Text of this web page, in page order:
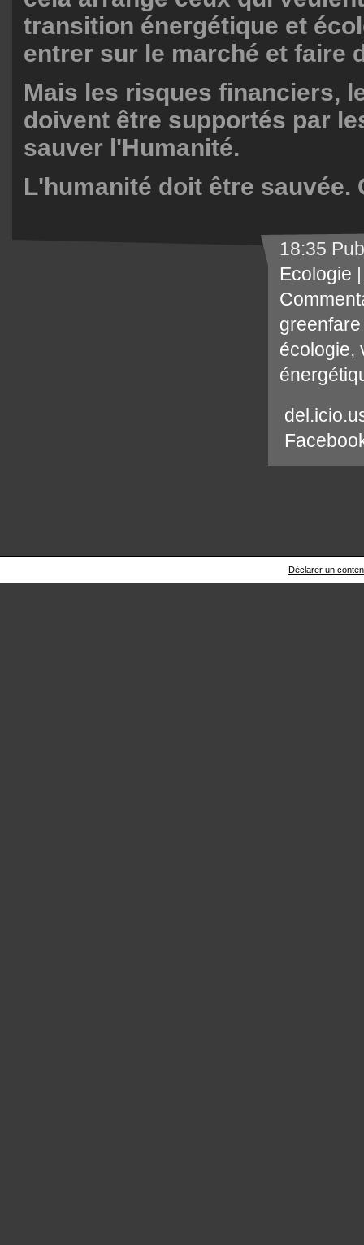
transition énergétique et
entrer sur le marché et faire
Mais les risques financiers,
doivent être supportés par
sauver l'Humanité.
L'humanité doit être sauvée.
18:35
Ecologie
écologie,
Déclarer un